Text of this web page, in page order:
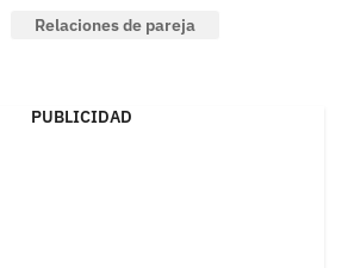
Relaciones de pareja
PUBLICIDAD